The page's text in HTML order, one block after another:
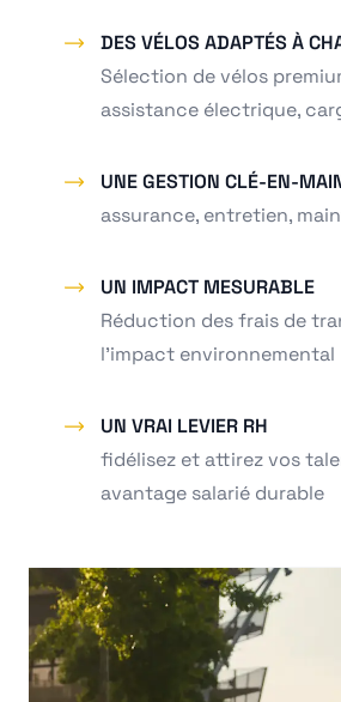
DES VÉLOS ADAPTÉS À
Sélection de vélos
assistance électrique,
UNE GESTION CLÉ-EN-
assurance, entretien,
UN IMPACT MESURABLE
Réduction des frais de
l'impact environnemental
UN VRAI LEVIER RH
fidélisez et attirez vos
avantage salarié durable